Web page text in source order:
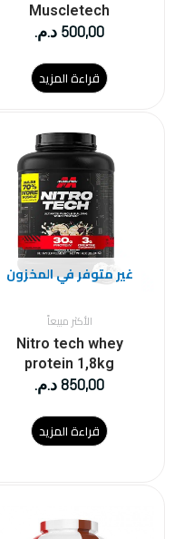
Muscletech
500,00 د.م.
قراءة المزيد
غير متوفر في المخزون
الأكثر مبيعاً
Nitro tech whey
protein 1,8kg
850,00د.م.
قراءة المزيد